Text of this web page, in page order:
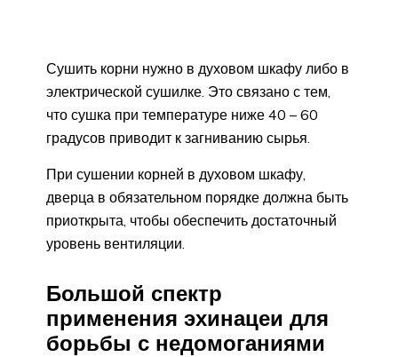
Сушить корни нужно в духовом шкафу либо в
электрической сушилке. Это связано с тем,
что сушка при температуре ниже 40 – 60
градусов приводит к загниванию сырья.
При сушении корней в духовом шкафу,
дверца в обязательном порядке должна быть
приоткрыта, чтобы обеспечить достаточный
уровень вентиляции.
Большой спектр
применения эхинацеи для
борьбы с недомоганиями